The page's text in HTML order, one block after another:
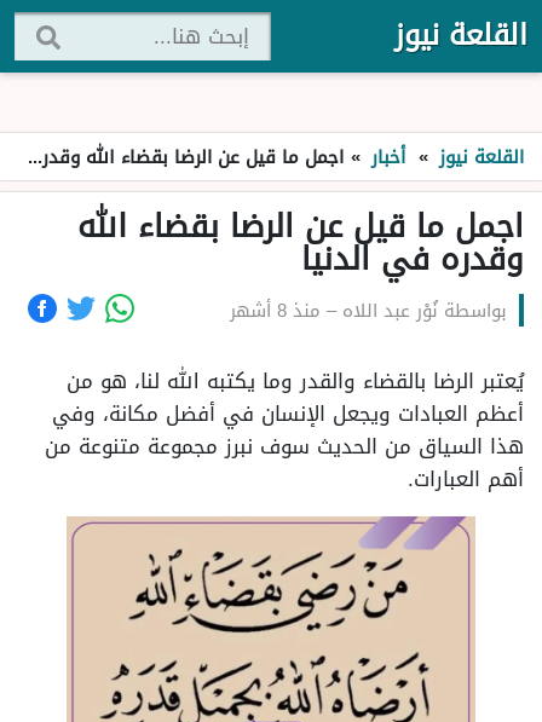
القلعة نيوز
القلعة نيوز » أخبار » اجمل ما قيل عن الرضا بقضاء الله وقدره في الدنيا
اجمل ما قيل عن الرضا بقضاء الله
وقدره في الدنيا
بواسطة نُوْر عبد اللاه– منذ 8 أشهر
يُعتبر الرضا بالقضاء والقدر وما يكتبه الله لنا، هو من
أعظم العبادات ويجعل الإنسان في أفضل مكانة، وفي
هذا السياق من الحديث سوف نبرز مجموعة متنوعة من
أهم العبارات.